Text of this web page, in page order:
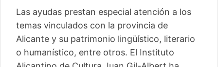
Las ayudas prestan especial atención a los
temas vinculados con la provincia de
Alicante y su patrimonio lingüístico, literario
o humanístico, entre otros. El Instituto